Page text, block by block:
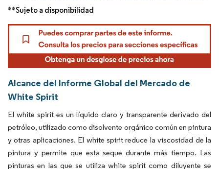
**Sujeto a disponibilidad
Alcance del Informe Global del Mercado de
White Spirit
El white spirit es un líquido claro y transparente derivado del
petróleo, utilizado como disolvente orgánico común en pintura
y otras aplicaciones. El white spirit reduce la viscosidad de la
pintura y permite que esta seque durante más tiempo. Las
pinturas en las que se utiliza white spirit como diluyente se